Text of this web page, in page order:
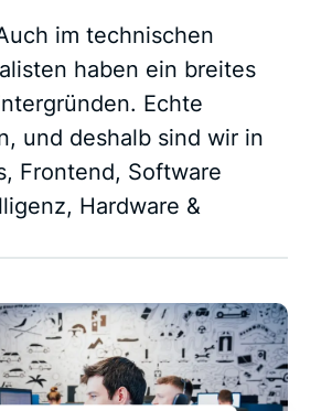
im technischen
haben ein breites
Echte
und deshalb sind wir in
Frontend, Software
Hardware &